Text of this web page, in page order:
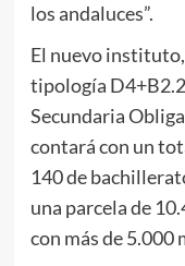
los andaluces”.
El nuevo
tipología
Secundaria
contará con un
140 de
una parcela de
con más de